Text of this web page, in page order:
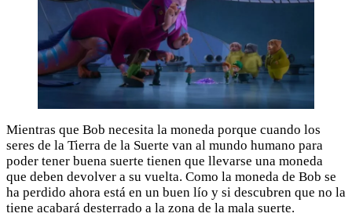
Mientras que Bob necesita la moneda porque cuando los
seres de la Tierra de la Suerte van al mundo humano para
poder tener buena suerte tienen que llevarse una moneda
que deben devolver a su vuelta. Como la moneda de Bob se
ha perdido ahora está en un buen lío y si descubren que no la
tiene acabará desterrado a la zona de la mala suerte.